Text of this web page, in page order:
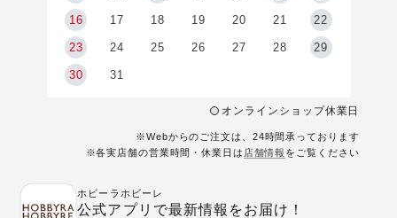
16 17 18 19 20 21 22
23 24 25 26 27 28 29
30 31
オンラインショップ休業日
※Webからのご注文は、24時間承っております
※各実店舗の営業時間・休業日は 店舗情報 をご覧ください
ホビーラホビーレ
公式アプリで最新情報をお届け！